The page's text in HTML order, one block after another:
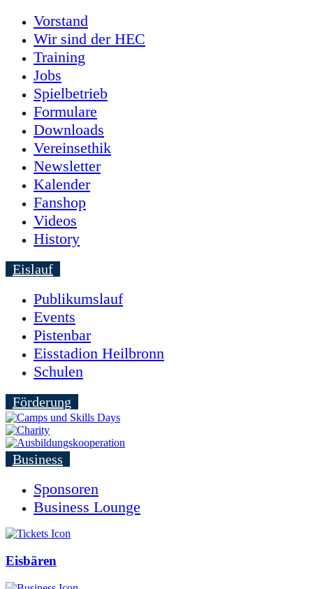
Vorstand
Wir sind der HEC
Training
Jobs
Spielbetrieb
Formulare
Downloads
Vereinsethik
Newsletter
Kalender
Fanshop
Videos
History
Eislauf
Publikumslauf
Events
Pistenbar
Eisstadion Heilbronn
Schulen
Förderung
Business
Sponsoren
Business Lounge
Eisbären